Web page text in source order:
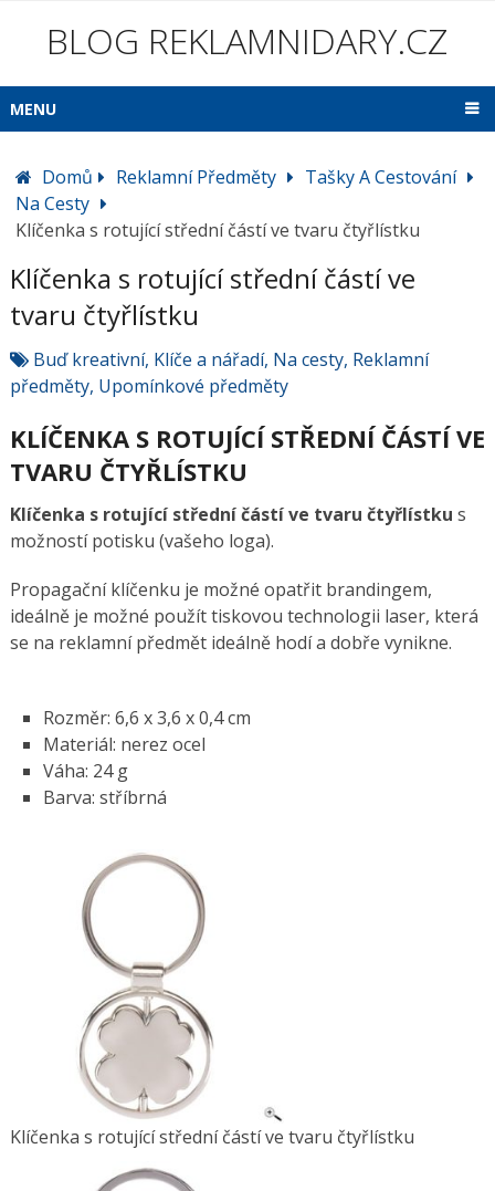
BLOG REKLAMNIDARY.CZ
MENU
Domů Reklamní Předměty
Tašky A Cestování
Na Cesty
Klíčenka s rotující střední částí ve tvaru čtyřlístku
Klíčenka s rotující střední částí ve
tvaru čtyřlístku
Buď kreativní, Klíče a nářadí, Na cesty, Reklamní
předměty, Upomínkové předměty
KLÍČENKA S ROTUJÍCÍ STŘEDNÍ ČÁSTÍ VE
TVARU ČTYŘLÍSTKU
Klíčenka s rotující střední částí ve tvaru čtyřlístku s
možností potisku (vašeho loga).
Propagační klíčenku je možné opatřit brandingem,
ideálně je možné použít tiskovou technologii laser, která
se na reklamní předmět ideálně hodí a dobře vynikne.
Rozměr: 6,6 x 3,6 x 0,4 cm
Materiál: nerez ocel
Váha: 24 g
Barva: stříbrná
Klíčenka s rotující střední částí ve tvaru čtyřlístku